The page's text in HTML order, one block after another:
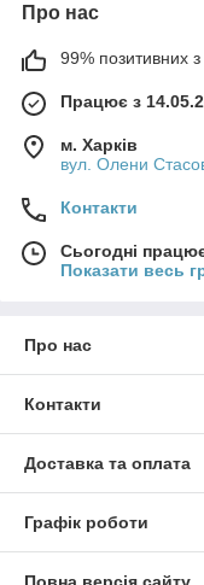
Про нас
99% позитивних з
Працює з
м. Харків
вул. Олени
Контакти
Сьогодні
Показати весь
Про нас
Контакти
Доставка та оплата
Графік роботи